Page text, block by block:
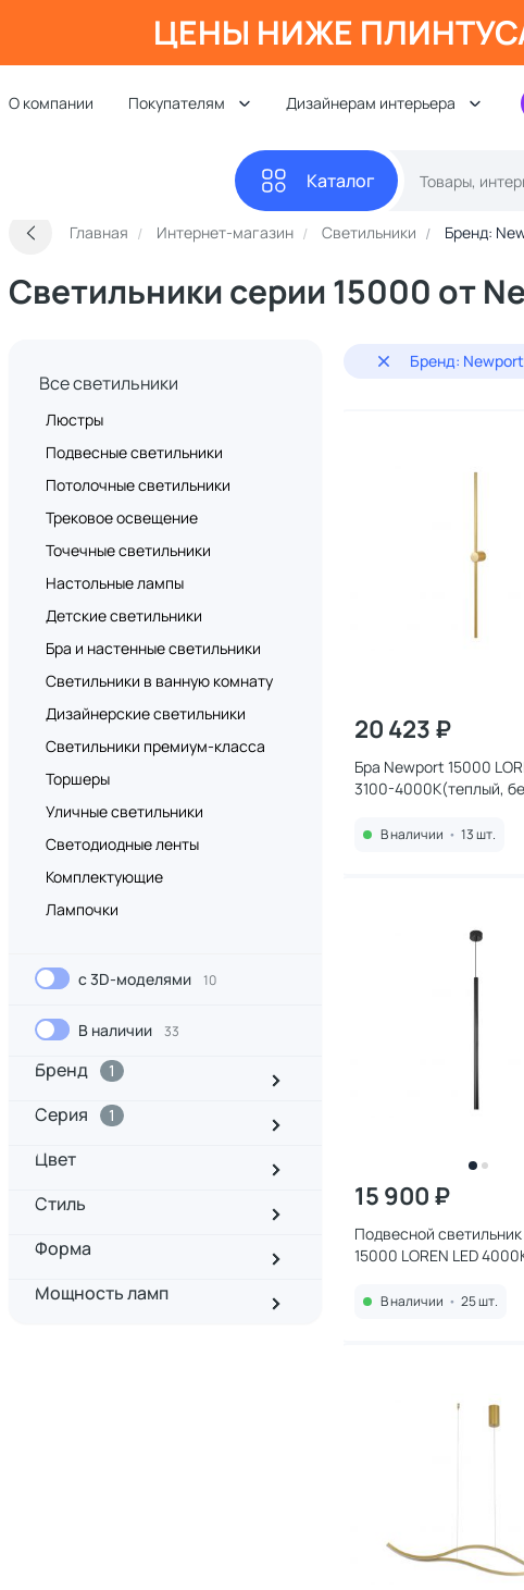
ЦЕНЫ НИЖЕ
О компании Покупателям Дизайнерам интерьера
Каталог
Главная Интернет-магазин Светильники Бренд:
Светильники серии 15000 от
Все светильники
Люстры
Подвесные светильники
Потолочные светильники
Трековое освещение
Точечные светильники
Настольные лампы
Детские светильники
Бра и настенные светильники
Светильники в ванную комнату
Дизайнерские светильники
Светильники премиум-класса
Торшеры
Уличные светильники
Светодиодные ленты
Комплектующие
Лампочки
с 3D-моделями 10
В наличии 33
Бренд 1
Серия 1
Цвет
Стиль
Форма
Мощность ламп
Бренд: Newport
20 423 ₽
Бра Newport 15000
3100-4000К(теплый,
В наличии • 13 шт.
15 900 ₽
Подвесной
15000 LOREN LED
В наличии • 25 шт.